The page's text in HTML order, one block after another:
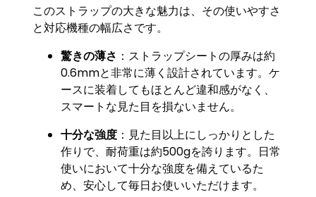
このストラップの大きな魅力は、その使いやすさ
と対応機種の幅広さです。
驚きの薄さ ：ストラップシートの厚みは約
0.6mmと非常に薄く設計されています。ケ
ースに装着してもほとんど違和感がなく、
スマートな見た目を損ないません。
十分な強度 ：見た目以上にしっかりとした
作りで、耐荷重は約500gを誇ります。日常
使いにおいて十分な強度を備えているた
め、安心して毎日お使いいただけます。